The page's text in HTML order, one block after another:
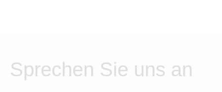
Sprechen Sie uns an